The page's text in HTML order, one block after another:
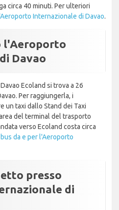
circa 40 minuti. Per ulteriori
Internazionale di Davao.
l'Aeroporto
Davao
Ecoland si trova a 26
Per raggiungerla, i
un taxi dallo Stand dei Taxi
del terminal del trasporto
verso Ecoland costa circa
bus da e per l'Aeroporto
presso
di